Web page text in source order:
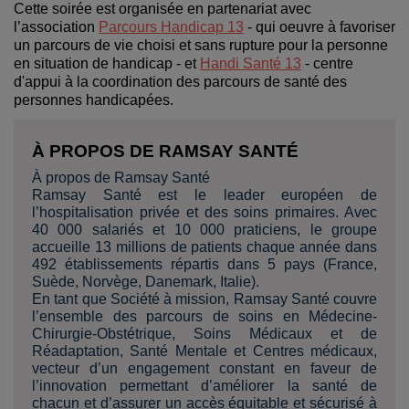
Cette soirée est organisée en partenariat avec
l’association Parcours Handicap 13 - qui oeuvre à favoriser
un parcours de vie choisi et sans rupture pour la personne
en situation de handicap - et Handi Santé 13 - centre
d'appui à la coordination des parcours de santé des
personnes handicapées.
À PROPOS DE RAMSAY SANTÉ
À propos de Ramsay Santé
Ramsay Santé est le leader européen de
l’hospitalisation privée et des soins primaires. Avec
40 000 salariés et 10 000 praticiens, le groupe
accueille 13 millions de patients chaque année dans
492 établissements répartis dans 5 pays (France,
Suède, Norvège, Danemark, Italie).
En tant que Société à mission, Ramsay Santé couvre
l’ensemble des parcours de soins en Médecine-
Chirurgie-Obstétrique, Soins Médicaux et de
Réadaptation, Santé Mentale et Centres médicaux,
vecteur d’un engagement constant en faveur de
l’innovation permettant d’améliorer la santé de
chacun et d’assurer un accès équitable et sécurisé à